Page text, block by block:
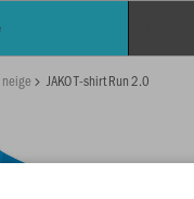
neige JAKO T-shirt Run 2.0